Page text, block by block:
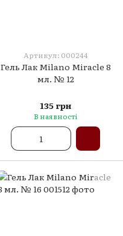
Артикул: 000244
Гель Лак Milano Miracle 8
мл. № 12
135 грн
В наявності